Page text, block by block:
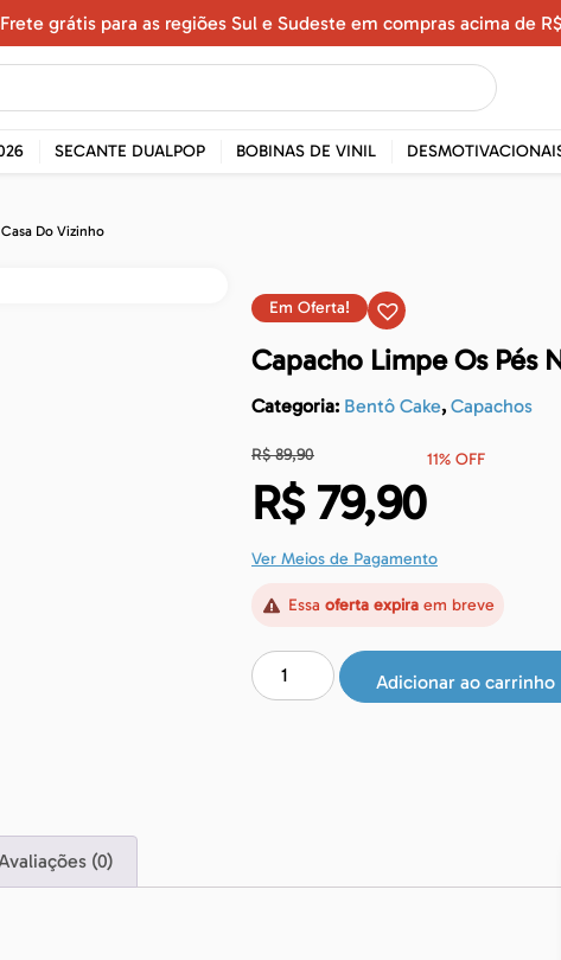
Frete grátis para as regiões Sul e Sudeste em compras acima de
SECANTE DUALPOP BOBINAS DE VINIL
Do Vizinho
Em Oferta!
Capacho Limpe Os Pés
Categoria: Bentô Cake, Capachos
R$89,90
R$79,90
11% OFF
Ver Meios de Pagamento
Essa oferta expiraem breve
Adicionar ao carrinho
(0)